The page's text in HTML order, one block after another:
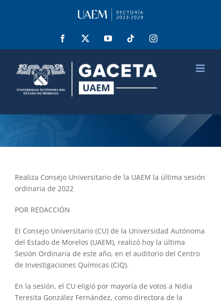
Facebook YouTube Tiktok Instagram
Realiza Consejo Universitario de la UAEM la última sesión
ordinaria de 2022
POR REDACCIÓN
El Consejo Universitario (CU) de la Universidad Autónoma
del Estado de Morelos (UAEM), realizó hoy la última
Sesión Ordinaria de este año, en el auditorio del Centro
de Investigaciones Químicas (CIQ).
En la sesión, el CU eligió por mayoría de votos a Nidia
Teresita González Fernández, como directora de la